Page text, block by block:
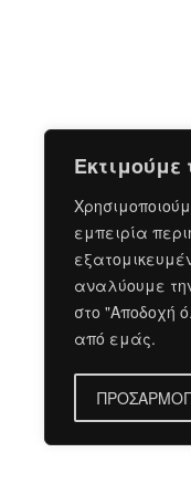
εμπειρία
αναλύουμε
στο "Αποδοχή
από εμάς.